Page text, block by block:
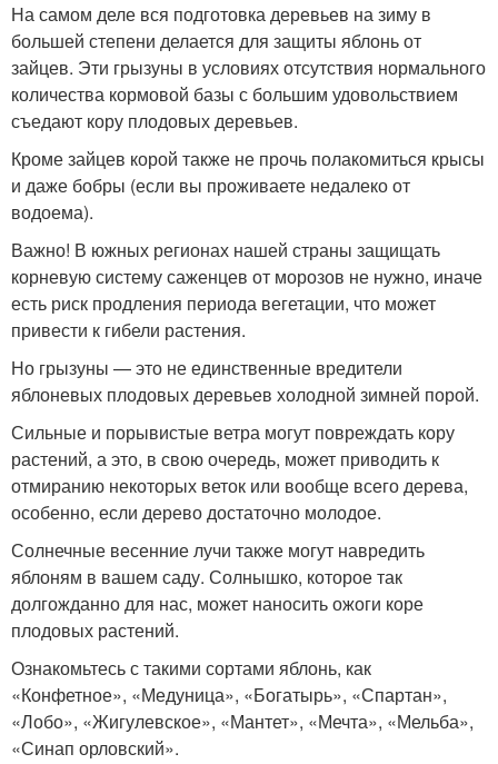
На самом деле вся подготовка деревьев на зиму в
большей степени делается для защиты яблонь от
зайцев. Эти грызуны в условиях отсутствия нормального
количества кормовой базы с большим удовольствием
съедают кору плодовых деревьев.
Кроме зайцев корой также не прочь полакомиться крысы
и даже бобры (если вы проживаете недалеко от
водоема).
Важно! В южных регионах нашей страны защищать
корневую систему саженцев от морозов не нужно, иначе
есть риск продления периода вегетации, что может
привести к гибели растения.
Но грызуны — это не единственные вредители
яблоневых плодовых деревьев холодной зимней порой.
Сильные и порывистые ветра могут повреждать кору
растений, а это, в свою очередь, может приводить к
отмиранию некоторых веток или вообще всего дерева,
особенно, если дерево достаточно молодое.
Солнечные весенние лучи также могут навредить
яблоням в вашем саду. Солнышко, которое так
долгожданно для нас, может наносить ожоги коре
плодовых растений.
Ознакомьтесь с такими сортами яблонь, как
«Конфетное», «Медуница», «Богатырь», «Спартан»,
«Лобо», «Жигулевское», «Мантет», «Мечта», «Мельба»,
«Синап орловский».